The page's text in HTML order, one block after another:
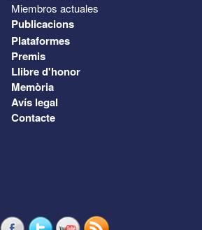
Miembros actuales
Publicacions
Plataformes
Premis
Llibre d'honor
Memòria
Avís legal
Contacte